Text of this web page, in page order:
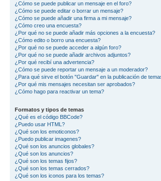
¿Cómo se puede publicar un mensaje en el foro?
¿Cómo se puede editar o borrar un mensaje?
¿Cómo se puede añadir una firma a mi mensaje?
¿Cómo creo una encuesta?
¿Por qué no se puede añadir más opciones a la encuesta?
¿Cómo edito o borro una encuesta?
¿Por qué no se puede acceder a algún foro?
¿Por qué no se puede añadir archivos adjuntos?
¿Por qué recibí una advertencia?
¿Cómo se puede reportar un mensaje a un moderador?
¿Para qué sirve el botón "Guardar" en la publicación de
¿Por qué mis mensajes necesitan ser aprobados?
¿Cómo hago para reactivar un tema?
Formatos y tipos de temas
¿Qué es el código BBCode?
¿Puedo usar HTML?
¿Qué son los emoticonos?
¿Puedo publicar imagenes?
¿Qué son los anuncios globales?
¿Qué son los anuncios?
¿Qué son los temas fijos?
¿Qué son los temas cerrados?
¿Qué son los iconos para los temas?